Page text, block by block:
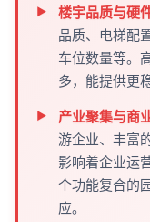
楼宇品质与硬
品质、电梯配
车位数量等。
多，能提供更
产业聚集与商
游企业、丰富
影响着企业运
个功能复合的
应。